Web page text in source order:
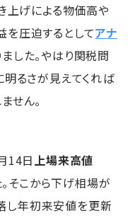
上げによる物価高や
圧迫するとしてアナ
した。やはり関税問
るさが見えてくれば
せん。
14日上場来高値
そこから下げ相場が
し年初来安値を更新